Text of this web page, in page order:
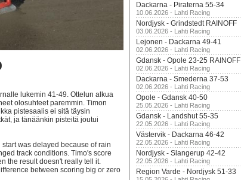
lukemin 41-49. Ottelun alkua
olosuhteet paremmin. Timon
pistesaalis ei sitä täysin
ja tänäänkin pisteitä joutui
was delayed because of rain
track conditions. Timo's score
the result doesn't really tell it.
between scoring big or zero
Dackarna - Piraterna 55-34
10.06.2026 - Lahti Racing
Nordjysk - Grindstedt RAINOFF
03.06.2026 - Lahti Racing
Lejonen - Dackarna 49-41
02.06.2026 - Lahti Racing
Gdansk - Opole 23-25 RAINOFF
02.06.2026 - Lahti Racing
Dackarna - Smederna 37-53
02.06.2026 - Lahti Racing
Opole - Gdansk 40-50
25.05.2026 - Lahti Racing
Gdansk - Landshut 55-35
22.05.2026 - Lahti Racing
Västervik - Dackarna 46-42
22.05.2026 - Lahti Racing
Nordjysk - Slangerup 42-42
22.05.2026 - Lahti Racing
Region Varde - Nordjysk 51-33